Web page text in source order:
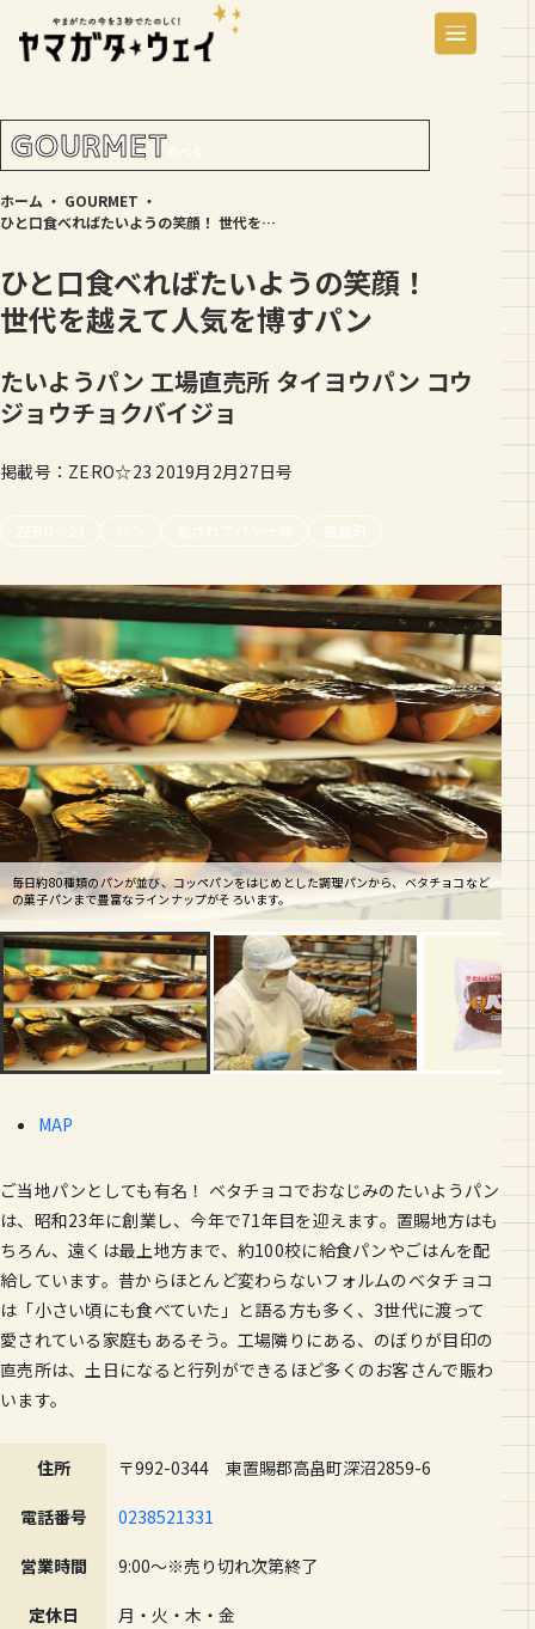
GOURMETたべる
ホーム ・ GOURMET ・
ひと口食べればたいようの笑顔！ 世代を越えて人気を博すパン
ひと口食べればたいようの笑顔！
世代を越えて人気を博すパン
たいようパン 工場直売所 タイヨウパン コウ
ジョウチョクバイジョ
掲載号：ZERO☆23 2019月2月27日号
ZERO☆23 愛されてパン十年 高畠町
毎日約80種類のパンが並び、コッペパンをはじめとした調理パンから、ベタチョコなど
の菓子パンまで豊富なラインナップがそろいます。
ベタチョコは、定番のレギュラー味（チョコ）が人気を集めています。発売当時の昭和
39年頃、チョコレートは貴重なものでした。常連のお客さんも飽きずに楽しめるよう
に、毎月1〜2品新作パンが登場しています。今年の1月からは、ベタチョコの新作チョ
コミント味が発売中 ！
ベタチョコ 130円
コッペパンにバタークリーム、チョコレートをコーティングした、50年以上続く人気商
品。粒々いちご、きなこなど現在16種類が販売中。
MAP
ご当地パンとしても有名！ ベタチョコでおなじみのたいようパン
は、昭和23年に創業し、今年で71年目を迎えます。置賜地方はも
ちろん、遠くは最上地方まで、約100校に給食パンやごはんを配
給しています。昔からほとんど変わらないフォルムのベタチョコ
は「小さい頃にも食べていた」と語る方も多く、3世代に渡って
愛されている家庭もあるそう。工場隣りにある、のぼりが目印の
直売所は、土日になると行列ができるほど多くのお客さんで賑わ
います。
住所 〒992-0344 東置賜郡高畠町深沼2859-6
電話番号 0238521331
営業時間 9:00〜※売り切れ次第終了
定休日 月・火・木・金